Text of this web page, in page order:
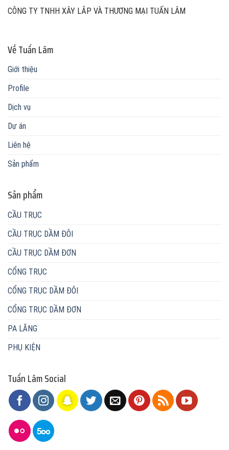
CÔNG TY TNHH XÂY LẮP VÀ THƯƠNG MẠI TUẤN LÂM
Về Tuấn Lâm
Giới thiệu
Profile
Dịch vụ
Dự án
Liên hệ
Sản phẩm
Sản phẩm
CẦU TRỤC
CẦU TRỤC DẦM ĐÔI
CẦU TRỤC DẦM ĐƠN
CỔNG TRỤC
CỔNG TRỤC DẦM ĐÔI
CỔNG TRỤC DẦM ĐƠN
PA LĂNG
PHỤ KIỆN
Tuấn Lâm Social